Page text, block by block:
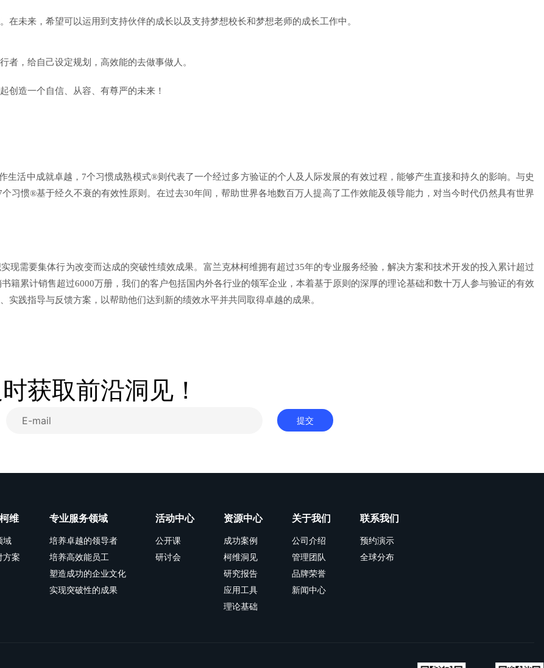
未来，希望可以运用到支持伙伴的成长以及支持梦想校长和梦想老师的成长工作中。
者，给自己设定规划，高效能的去做事做人。
创造一个自信、从容、有尊严的未来！
活中成就卓越，7个习惯成熟模式®则代表了一个经过多方验证的个人及人际发展的有效过程，能够产生直接和持久的影响。与史
习惯®基于经久不衰的有效性原则。在过去30年间，帮助世界各地数百万人提高了工作效能及领导能力，对当今时代仍然具有世界
现需要集体行为改变而达成的突破性绩效成果。富兰克林柯维拥有超过35年的专业服务经验，解决方案和技术开发的投入累计超过
籍累计销售超过6000万册，我们的客户包括国内外各行业的领军企业，本着基于原则的深厚的理论基础和数十万人参与验证的有效
践指导与反馈方案，以帮助他们达到新的绩效水平并共同取得卓越的成果。
获取前沿洞见！
提交
维
域
方案
专业服务领域
培养卓越的领导者
培养高效能员工
塑造成功的企业文化
实现突破性的成果
活动中心
公开课
研讨会
资源中心
成功案例
柯维洞见
研究报告
应用工具
理论基础
关于我们
公司介绍
管理团队
品牌荣誉
新闻中心
联系我们
预约演示
全球分布